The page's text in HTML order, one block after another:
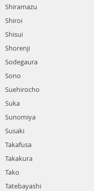
Shiramazu
Shiroi
Shisui
Shorenji
Sodegaura
Sono
Suehirocho
Suka
Sunomiya
Susaki
Takafusa
Takakura
Tako
Tatebayashi